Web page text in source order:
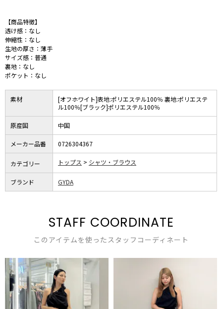
【商品特徴】
透け感：なし
伸縮性：なし
生地の厚さ：薄手
サイズ感：普通
裏地：なし
ポケット：なし
素材
[オフホワイト]表地:ポリエステル100％ 裏地:ポリエステ
ル100％[ブラック]ポリエステル100％
原産国 中国
メーカー品番 0726304367
カテゴリー トップス シャツ・ブラウス
ブランド GYDA
STAFF COORDINATE
このアイテムを使ったスタッフコーディネート